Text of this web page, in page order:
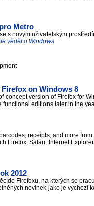
Metro
s novým uživatelským
vědět o Windows
on Windows 8
concept version of Firefox for
functional editions later in the
receipts, and more
Firefox, Safari, Internet
2012
Firefoxu, na kterých se
novinek jako je výchozí